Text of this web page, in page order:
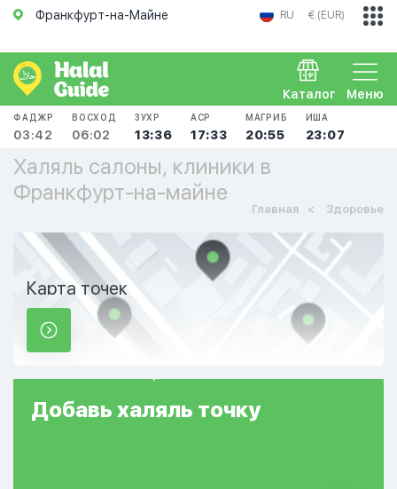
Франкфурт-на-Майне RU € (EUR)
Меню
Каталог
ФАДЖР
03:42
ВОСХОД
06:02
ЗУХР
13:36
АСР
17:33
МАГРИБ
20:55
ИША
23:07
Халяль салоны, клиники в
Франкфурт-на-майне
Главная Здоровье
Карта точек
Добавь халяль точку